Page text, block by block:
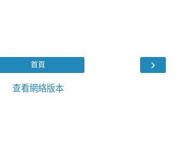
›
首頁
查看網絡版本